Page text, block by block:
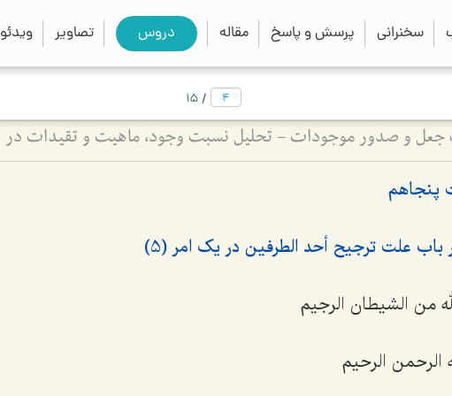
سخنرانی پرسش و پاسخ مقاله دروس تصاویر ویدئو search
close
/
15
جعل و صدور موجودات - تحلیل نسبت وجود، ماهیت و تقیدات در
باب علت ترجیح أحد الطرفین در یک امر (5)
من الشیطان الرجیم
الرحمن الرحیم